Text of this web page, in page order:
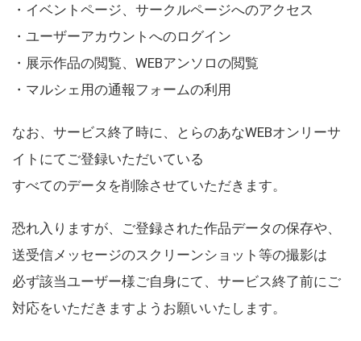
・イベントページ、サークルページへのアクセス
・ユーザーアカウントへのログイン
・展示作品の閲覧、WEBアンソロの閲覧
・マルシェ用の通報フォームの利用
なお、サービス終了時に、とらのあなWEBオンリーサ
イトにてご登録いただいている
すべてのデータを削除させていただきます。
恐れ入りますが、ご登録された作品データの保存や、
送受信メッセージのスクリーンショット等の撮影は
必ず該当ユーザー様ご自身にて、サービス終了前にご
対応をいただきますようお願いいたします。